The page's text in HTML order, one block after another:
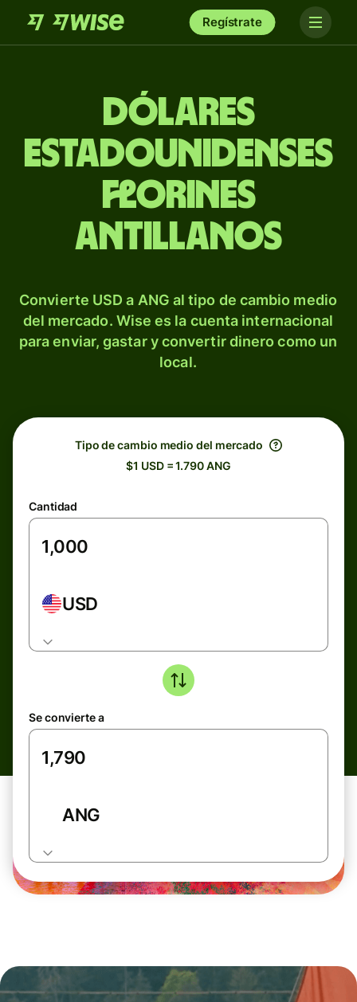
Regístrate
Dólares
estadounidenses
florines
antillanos
Convierte USD a ANG al tipo de cambio medio
del mercado. Wise es la cuenta internacional
para enviar, gastar y convertir dinero como un
local.
Tipo de cambio medio del mercado
$1 USD = 1.790 ANG
Cantidad
USD
Se convierte a
ANG